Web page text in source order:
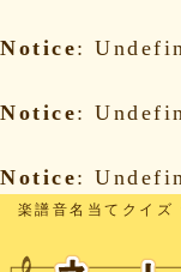
Notice:
Notice:
Notice:
楽譜音名当てクイズ